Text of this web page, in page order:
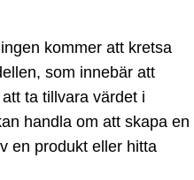
kommer att kretsa
som innebär att
ta tillvara värdet i
handla om att skapa en
en produkt eller hitta